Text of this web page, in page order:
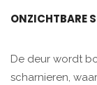
ONZICHTBARE
De deur wordt
scharnieren,